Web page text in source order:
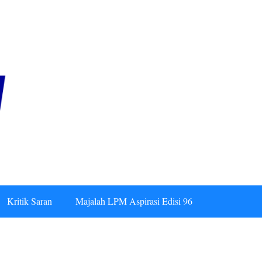
Kritik Saran Majalah LPM Aspirasi Edisi 96